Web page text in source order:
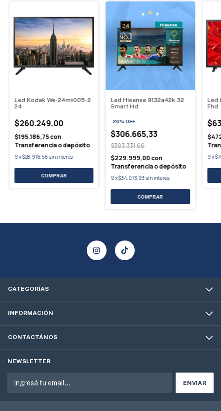
Led Kodak We-24mt005-2
24
$260.249,00
$195.186,75con
Transferencia o depósito
9x$28.916,56sin interés
Led Hisense 9132a42k 32
Smart Hd
-20%OFF
$306.665,33
$383.331,66
$229.999,00con
Transferencia o depósito
9x$34.073,93sin interés
Led
Fhd
9x
CATEGORÍAS
INFORMACIÓN
CONTACTÁNOS
NEWSLETTER